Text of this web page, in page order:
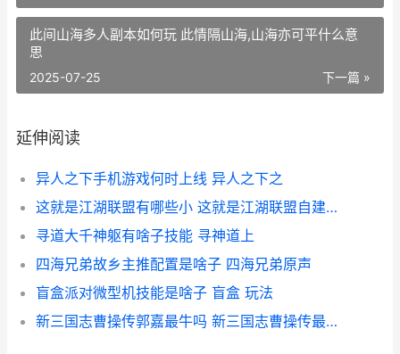
此间山海多人副本如何玩 此情隔山海,山海亦可平什么意
思
下一篇 »
2025-07-25
延伸阅读
异人之下手机游戏何时上线 异人之下之
这就是江湖联盟有哪些小 这就是江湖联盟自建好还是加入散盟
寻道大千神躯有啥子技能 寻神道上
四海兄弟故乡主推配置是啥子 四海兄弟原声
盲盒派对微型机技能是啥子 盲盒 玩法
新三国志曹操传郭嘉最牛吗 新三国志曹操传最强阵容搭配